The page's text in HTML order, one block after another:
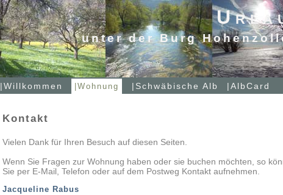
unter der Burg
|Willkommen |Wohnung |Schwäbische Alb |AlbCard
Kontakt
Vielen Dank für Ihren Besuch auf diesen Seiten.
Wenn Sie Fragen zur Wohnung haben oder sie buchen möchten, so
Sie per E-Mail, Telefon oder auf dem Postweg Kontakt aufnehmen.
Jacqueline Rabus